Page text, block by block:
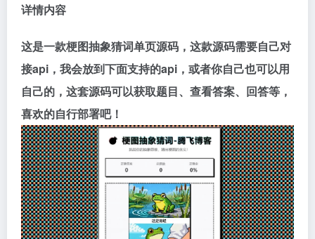
详情内容
这是一款梗图抽象猜词单页源码，这款源码需要自己对
接api，我会放到下面支持的api，或者你自己也可以用
自己的，这套源码可以获取题目、查看答案、回答等，
喜欢的自行部署吧！